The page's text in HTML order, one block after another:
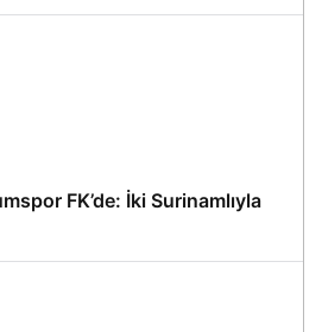
FK’de: İki Surinamlıyla